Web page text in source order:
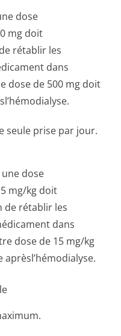
dose
mg doit
rétablir les
dans
dose de 500 mg doit
seule prise par jour.
une dose
mg/kg doit
de rétablir les
dans
dose de 15 mg/kg